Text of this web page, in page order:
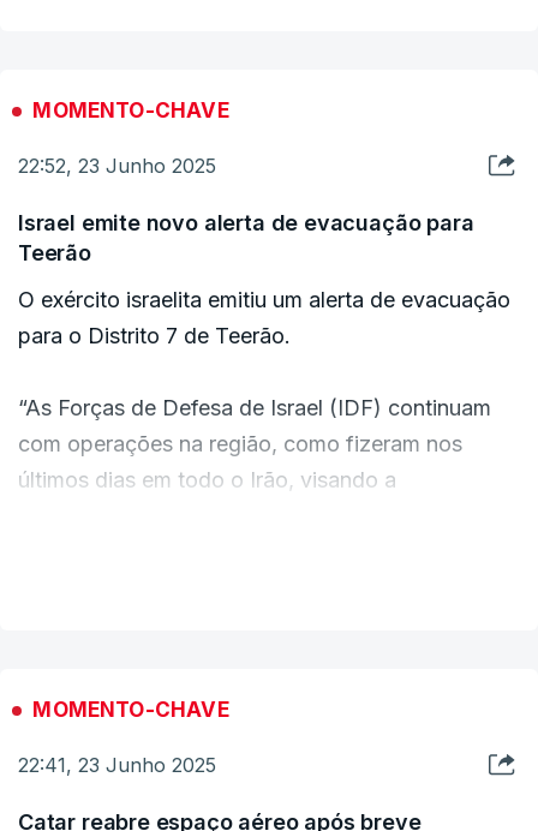
MOMENTO-CHAVE
22:52, 23 Junho 2025
Israel emite novo alerta de evacuação para
Teerão
O exército israelita emitiu um alerta de evacuação
para o Distrito 7 de Teerão.
“As Forças de Defesa de Israel (IDF) continuam
com operações na região, como fizeram nos
últimos dias em todo o Irão, visando a
risco”, acrescenta Israel.
🔴 هشدار فوری به کلیه افراد مستقر در منطقه 7 تهران بر اساس ناحیه
MOMENTO-CHAVE
22:41, 23 Junho 2025
Catar reabre espaço aéreo após breve